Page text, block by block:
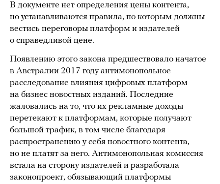
В документе нет определения цены контента,
но устанавливаются правила, по которым должны
вестись переговоры платформ и издателей
о справедливой цене.
Появлению этого закона предшествовало начатое
в Австралии 2017 году антимонопольное
расследование влияния цифровых платформ
на бизнес новостных изданий. Последние
жаловались на то, что их рекламные доходы
перетекают к платформам, которые получают
большой трафик, в том числе благодаря
распространению у себя новостного контента,
но не платят за него. Антимонопольная комиссия
встала на сторону издателей и разработала
законопроект, обязывающий платформы